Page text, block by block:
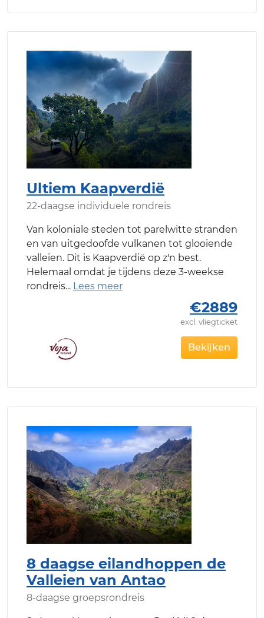
Ultiem Kaapverdië
22-daagse individuele rondreis
Van koloniale steden tot parelwitte stranden
en van uitgedoofde vulkanen tot glooiende
valleien. Dit is Kaapverdië op z'n best.
Helemaal omdat je tijdens deze 3-weekse
rondreis
€2889
excl. vliegticket
Bekijken
8 daagse eilandhoppen de
Valleien van Antao
8-daagse groepsrondreis